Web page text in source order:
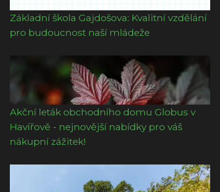
Základní škola Gajdošova: Kvalitní vzdělání
pro budoucnost naší mládeže
Akční leták obchodního domu Globus v
Havířově - nejnovější nabídky pro váš
nákupní zážitek!